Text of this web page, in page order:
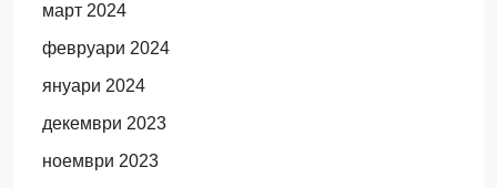
март 2024
февруари 2024
януари 2024
декември 2023
ноември 2023